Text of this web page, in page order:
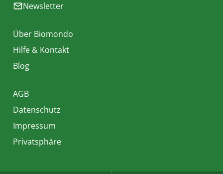
Newsletter
Über Biomondo
Hilfe & Kontakt
Blog
AGB
Datenschutz
Impressum
Privatsphäre